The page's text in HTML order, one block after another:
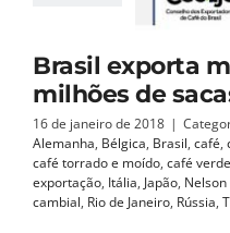
Brasil exporta
milhões de
16 de janeiro de 2018 |
Alemanha, Bélgica, Brasil, café,
café torrado e moído, café verde
exportação, Itália, Japão,
cambial, Rio de Janeiro, Rússia,